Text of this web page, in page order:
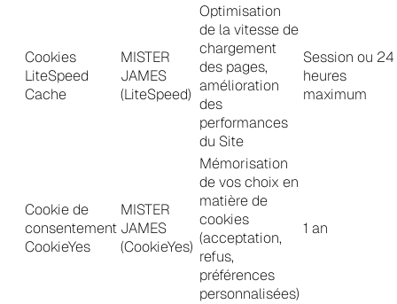
Cookies
LiteSpeed
Cache
MISTER
JAMES
(LiteSpeed)
Optimisation
de la vitesse de
chargement
des pages,
amélioration
des
performances
du Site
Session ou 24
heures
maximum
Cookie de
consentement
CookieYes
MISTER
JAMES
(CookieYes)
Mémorisation
de vos choix en
matière de
cookies
(acceptation,
refus,
préférences
personnalisées)
1 an